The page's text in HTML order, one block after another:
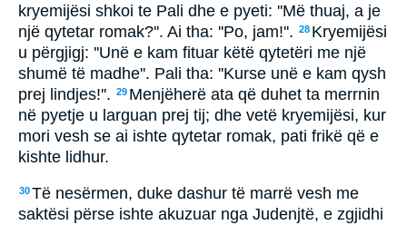
kryemijësi shkoi te Pali dhe e pyeti: ''Më thuaj, a je
një qytetar romak?''. Ai tha: ''Po, jam!''. 28 Kryemijësi
u përgjigj: ''Unë e kam fituar këtë qytetëri me një
shumë të madhe''. Pali tha: ''Kurse unë e kam qysh
prej lindjes!''. 29 Menjëherë ata që duhet ta merrnin
në pyetje u larguan prej tij; dhe vetë kryemijësi, kur
mori vesh se ai ishte qytetar romak, pati frikë që e
kishte lidhur.
30Të nesërmen, duke dashur të marrë vesh me
saktësi përse ishte akuzuar nga Judenjtë, e zgjidhi